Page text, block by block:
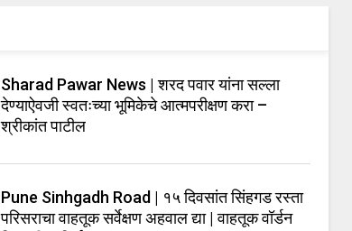
Sharad Pawar News | शरद पवार यांना सल्ला
देण्याऐवजी स्वतःच्या भूमिकेचे आत्मपरीक्षण करा –
श्रीकांत पाटील
Pune Sinhgadh Road | १५ दिवसांत सिंहगड रस्ता
परिसराचा वाहतूक सर्वेक्षण अहवाल द्या | वाहतूक वॉर्डन